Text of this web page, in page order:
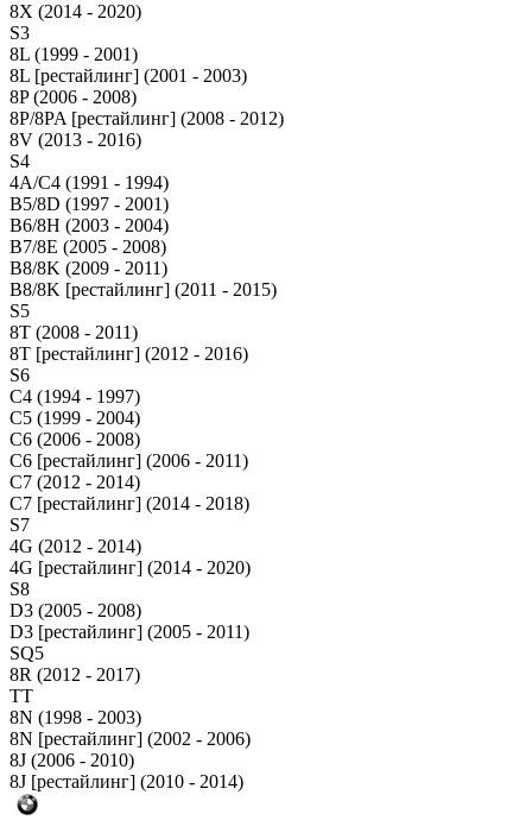
8X (2014 - 2020)
S3
8L (1999 - 2001)
8L [рестайлинг] (2001 - 2003)
8P (2006 - 2008)
8P/8PA [рестайлинг] (2008 - 2012)
8V (2013 - 2016)
S4
4A/C4 (1991 - 1994)
B5/8D (1997 - 2001)
B6/8H (2003 - 2004)
B7/8E (2005 - 2008)
B8/8K (2009 - 2011)
B8/8K [рестайлинг] (2011 - 2015)
S5
8T (2008 - 2011)
8T [рестайлинг] (2012 - 2016)
S6
C4 (1994 - 1997)
C5 (1999 - 2004)
C6 (2006 - 2008)
C6 [рестайлинг] (2006 - 2011)
C7 (2012 - 2014)
C7 [рестайлинг] (2014 - 2018)
S7
4G (2012 - 2014)
4G [рестайлинг] (2014 - 2020)
S8
D3 (2005 - 2008)
D3 [рестайлинг] (2005 - 2011)
SQ5
8R (2012 - 2017)
TT
8N (1998 - 2003)
8N [рестайлинг] (2002 - 2006)
8J (2006 - 2010)
8J [рестайлинг] (2010 - 2014)